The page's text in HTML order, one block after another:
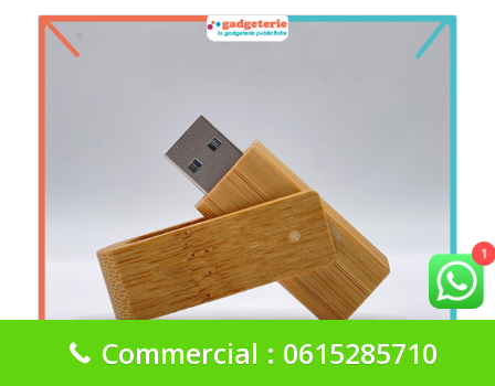
1
Commercial : 0615285710